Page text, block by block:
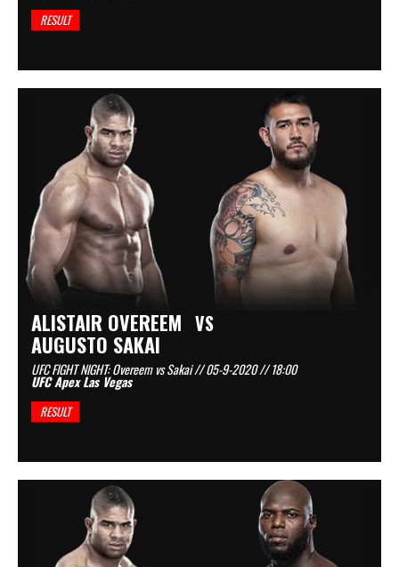
RESULT
ALISTAIR OVEREEM VS
AUGUSTO SAKAI
UFC FIGHT NIGHT: Overeem vs Sakai // 05-9-2020 // 18:00
UFC Apex Las Vegas
RESULT